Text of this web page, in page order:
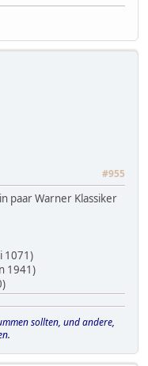
#955
paar Warner Klassiker
1071)
1941)
sollten, und andere,